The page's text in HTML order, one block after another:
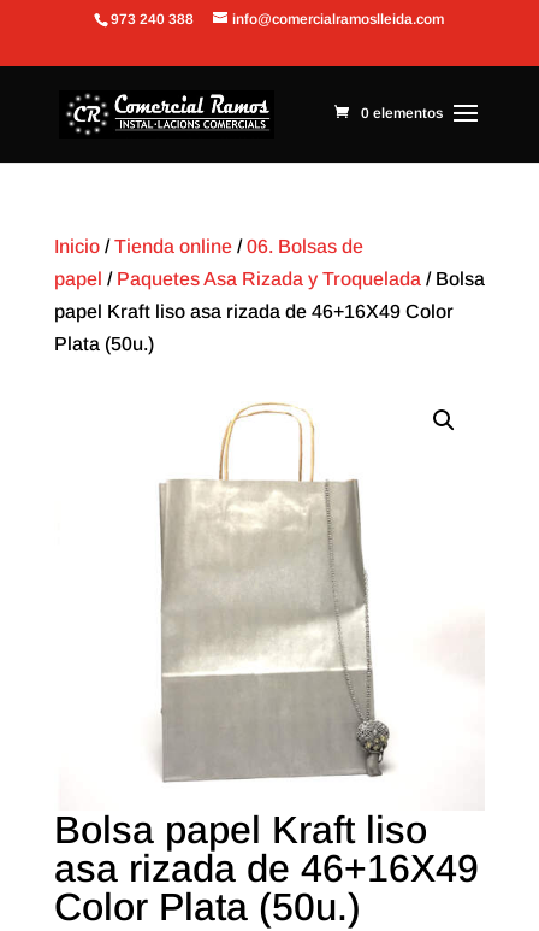
Abrir barra de herramientas
973 240 388 info@comercialramoslleida.com
0 elementos
Inicio/Tienda online/06. Bolsas de
papel / Paquetes Asa Rizada y Troquelada / Bolsa
papel Kraft liso asa rizada de 46+16X49 Color
Plata (50u.)
Bolsa papel Kraft liso
asa rizada de 46+16X49
Color Plata (50u.)